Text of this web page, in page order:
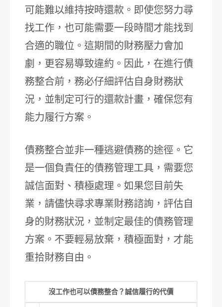
可能難以維持按時還款。即使您努力尋
找工作，也可能需要一段時間才能找到
合適的職位。這期間的財務壓力會加
劇，更容易導致違約。因此，在進行債
務整合前，務必仔細評估自身財務狀
況，並制定可行的還款計畫，確保您有
能力履行方案。
債務整合並非一種逃避債務的途徑。它
是一個負責任的債務管理工具，需要您
誠信面對、積極處理。如果您目前失
業，請儘快尋求專業財務諮詢，評估自
身的財務狀況，並制定最佳的債務管理
方案。不要輕易放棄，積極面對，才能
重拾財務自由。
沒工作也可以債務整合？誠信履行的代價